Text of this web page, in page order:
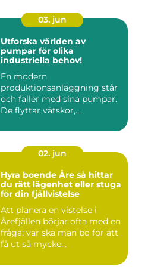
03. jun
Utforska världen av
pumpar för olika
industriella behov!
En modern
produktionsanläggning står
och faller med sina pumpar.
De flyttar vätskor,...
02. jun
Hyra boende Åre så hittar
du rätt lägenhet eller stuga
för din fjällvistelse
Att planera en vistelse i
Årefjällen börjar ofta med en
fråga: var ska man bo för att
få ut så mycke...